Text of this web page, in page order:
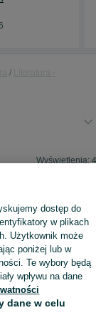
Wyświetlenia:
się z
dostęp do
w plikach
Użytkownik może
poniżej lub w
Te wybory będą
wpływu na dane
dane w celu